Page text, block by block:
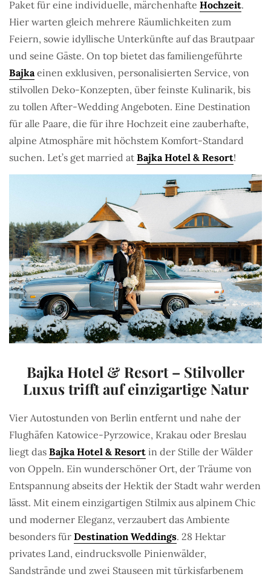
Paket für eine individuelle, märchenhafte Hochzeit.
Hier warten gleich mehrere Räumlichkeiten zum
Feiern, sowie idyllische Unterkünfte auf das Brautpaar
und seine Gäste. On top bietet das familiengeführte
Bajka einen exklusiven, personalisierten Service, von
stilvollen Deko-Konzepten, über feinste Kulinarik, bis
zu tollen After-Wedding Angeboten. Eine Destination
für alle Paare, die für ihre Hochzeit eine zauberhafte,
alpine Atmosphäre mit höchstem Komfort-Standard
suchen. Let’s get married at Bajka Hotel & Resort!
Bajka Hotel & Resort – Stilvoller
Luxus trifft auf einzigartige Natur
Vier Autostunden von Berlin entfernt und nahe der
Flughäfen Katowice-Pyrzowice, Krakau oder Breslau
liegt das Bajka Hotel & Resort in der Stille der Wälder
von Oppeln. Ein wunderschöner Ort, der Träume von
Entspannung abseits der Hektik der Stadt wahr werden
lässt. Mit einem einzigartigen Stilmix aus alpinem Chic
und moderner Eleganz, verzaubert das Ambiente
besonders für Destination Weddings. 28 Hektar
privates Land, eindrucksvolle Pinienwälder,
Sandstrände und zwei Stauseen mit türkisfarbenem